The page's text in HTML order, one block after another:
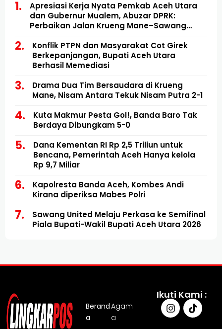
Apresiasi Kerja Nyata Pemkab Aceh Utara
dan Gubernur Mualem, Abuzar DPRK:
Perbaikan Jalan Krueng Mane–Sawang
Konflik PTPN dan Masyarakat Cot Girek
Berkepanjangan, Bupati Aceh Utara
Berhasil Memediasi
Drama Dua Tim Bersaudara di Krueng
Mane, Nisam Antara Tekuk Nisam Putra 2-1
Kuta Makmur Pesta Gol!, Banda Baro Tak
Berdaya Dibungkam 5-0
Dana Kementan RI Rp 2,5 Triliun untuk
Bencana, Pemerintah Aceh Hanya kelola
Rp 9,7 Miliar
Kapolresta Banda Aceh, Kombes Andi
Kirana diperiksa Mabes Polri
Sawang United Melaju Perkasa ke Semifinal
Piala Bupati-Wakil Bupati Aceh Utara 2026
Berand
a
Agam
a
Ikuti Kami :